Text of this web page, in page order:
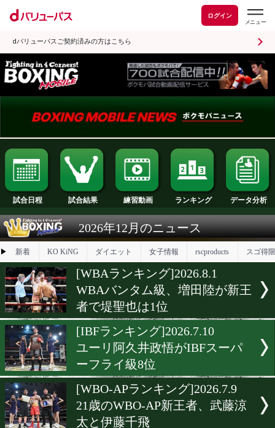
ログイン
dバリューパスご契約済みの方はこちら
試合日程 試合結果 練習動画 ランキング
2026年12月のニュース
▶ 新着 KO KiNG ダイエット
[WBAランキング]2026.8.1
WBAバンタム級、増田陸
者で堤聖也は1位
[IBFランキング]2026.7.10
ユーリ阿久井政悟がIBFス